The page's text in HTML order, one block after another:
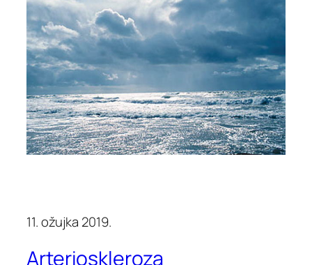
11. ožujka 2019.
Arterioskleroza